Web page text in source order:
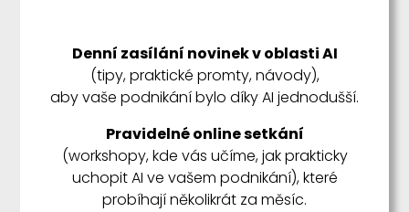
Denní zasílání novinek v oblasti AI
(tipy, praktické promty, návody),
aby vaše podnikání bylo díky AI jednodušší.
Pravidelné online setkání
(workshopy, kde vás učíme, jak prakticky
uchopit AI ve vašem podnikání), které
probíhají několikrát za měsíc.